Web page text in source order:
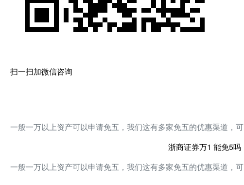
扫一扫加微信咨询
一般一万以上资产可以申请免五，我们这有多家免五的优惠渠道，
浙商证券万1 能免5吗
一般一万以上资产可以申请免五，我们这有多家免五的优惠渠道，